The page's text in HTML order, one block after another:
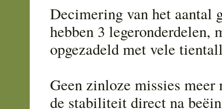
Decimering van het aantal
hebben 3 legeronderdelen,
opgezadeld met vele
Geen zinloze missies meer
de stabiliteit direct na